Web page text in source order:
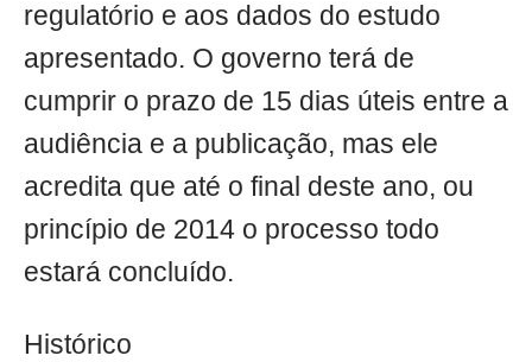
regulatório e aos dados do estudo
apresentado. O governo terá de
cumprir o prazo de 15 dias úteis entre a
audiência e a publicação, mas ele
acredita que até o final deste ano, ou
princípio de 2014 o processo todo
estará concluído.
Histórico